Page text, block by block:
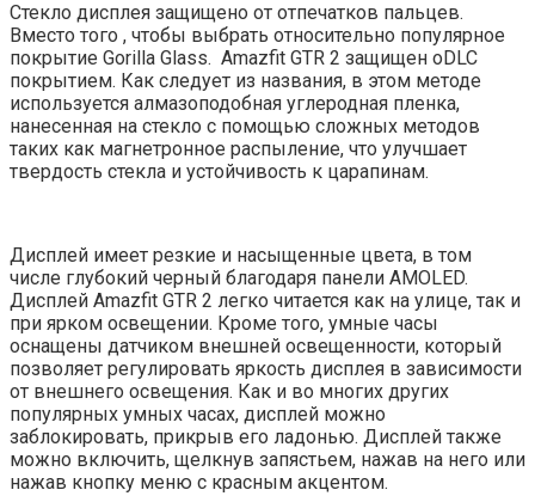
Стекло дисплея защищено от отпечатков пальцев.
Вместо того , чтобы выбрать относительно популярное
покрытие Gorilla Glass. Amazfit GTR 2 защищен oDLC
покрытием. Как следует из названия, в этом методе
используется алмазоподобная углеродная пленка,
нанесенная на стекло с помощью сложных методов
таких как магнетронное распыление, что улучшает
твердость стекла и устойчивость к царапинам.
Дисплей имеет резкие и насыщенные цвета, в том
числе глубокий черный благодаря панели AMOLED.
Дисплей Amazfit GTR 2 легко читается как на улице, так и
при ярком освещении. Кроме того, умные часы
оснащены датчиком внешней освещенности, который
позволяет регулировать яркость дисплея в зависимости
от внешнего освещения. Как и во многих других
популярных умных часах, дисплей можно
заблокировать, прикрыв его ладонью. Дисплей также
можно включить, щелкнув запястьем, нажав на него или
нажав кнопку меню с красным акцентом.